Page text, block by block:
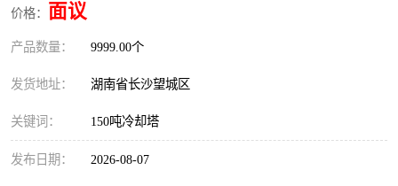
价格： 面议
产品数量： 9999.00个
发货地址： 湖南省长沙望城区
关键词： 150吨冷却塔
发布日期： 2026-08-07